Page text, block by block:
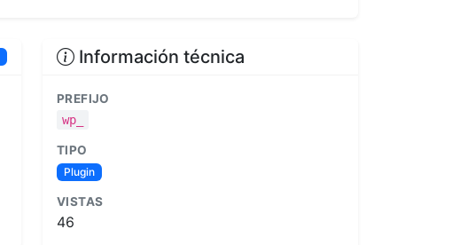
Información técnica
PREFIJO
wp_
TIPO
Plugin
VISTAS
46